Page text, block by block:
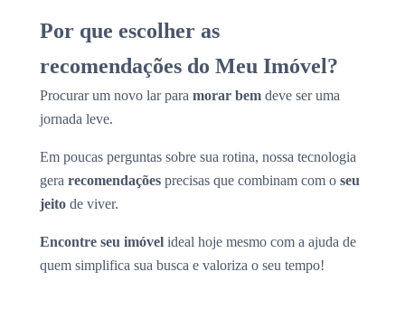
Por que escolher as
recomendações do Meu Imóvel?
Procurar um novo lar para morar bem deve ser uma
jornada leve.
Em poucas perguntas sobre sua rotina, nossa tecnologia
gera recomendações precisas que combinam com o seu
jeito de viver.
Encontre seu imóvel ideal hoje mesmo com a ajuda de
quem simplifica sua busca e valoriza o seu tempo!